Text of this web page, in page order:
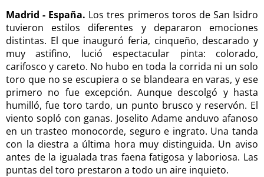
Madrid - España. Los tres primeros toros de San Isidro
tuvieron estilos diferentes y depararon emociones
distintas. El que inauguró feria, cinqueño, descarado y
muy astifino, lució espectacular pinta: colorado,
carifosco y careto. No hubo en toda la corrida ni un solo
toro que no se escupiera o se blandeara en varas, y ese
primero no fue excepción. Aunque descolgó y hasta
humilló, fue toro tardo, un punto brusco y reservón. El
viento sopló con ganas. Joselito Adame anduvo afanoso
en un trasteo monocorde, seguro e ingrato. Una tanda
con la diestra a última hora muy distinguida. Un aviso
antes de la igualada tras faena fatigosa y laboriosa. Las
puntas del toro prestaron a todo un aire inquieto.